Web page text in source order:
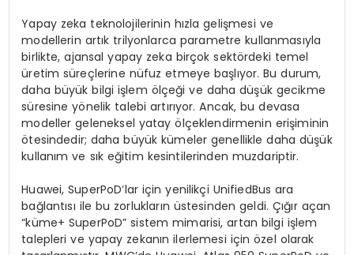
Yapay zeka teknolojilerinin hızla gelişmesi ve
modellerin artık trilyonlarca parametre kullanmasıyla
birlikte, ajansal yapay zeka birçok sektördeki temel
üretim süreçlerine nüfuz etmeye başlıyor. Bu durum,
daha büyük bilgi işlem ölçeği ve daha düşük gecikme
süresine yönelik talebi artırıyor. Ancak, bu devasa
modeller geleneksel yatay ölçeklendirmenin erişiminin
ötesindedir; daha büyük kümeler genellikle daha düşük
kullanım ve sık eğitim kesintilerinden muzdariptir.
Huawei, SuperPoD’lar için yenilikçi UnifiedBus ara
bağlantısı ile bu zorlukların üstesinden geldi. Çığır açan
“küme+ SuperPoD” sistem mimarisi, artan bilgi işlem
talepleri ve yapay zekanın ilerlemesi için özel olarak